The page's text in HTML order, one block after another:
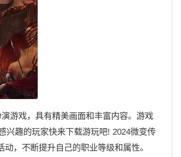
游戏，具有精美画面和丰富内容。游戏
兴趣的玩家快来下载游玩吧! 2024微变传
，不断提升自己的职业等级和属性。